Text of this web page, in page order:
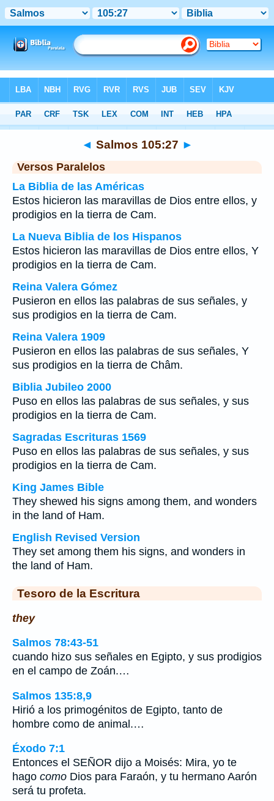
>Salmos Capítulo 105 > Verso 27
◄ Salmos 105:27 ►
Versos Paralelos
La Biblia de las Américas
Estos hicieron las maravillas de Dios entre ellos, y
prodigios en la tierra de Cam.
La Nueva Biblia de los Hispanos
Estos hicieron las maravillas de Dios entre ellos, Y
prodigios en la tierra de Cam.
Reina Valera Gómez
Pusieron en ellos las palabras de sus señales, y
sus prodigios en la tierra de Cam.
Reina Valera 1909
Pusieron en ellos las palabras de sus señales, Y
sus prodigios en la tierra de Châm.
Biblia Jubileo 2000
Puso en ellos las palabras de sus señales, y sus
prodigios en la tierra de Cam.
Sagradas Escrituras 1569
Puso en ellos las palabras de sus señales, y sus
prodigios en la tierra de Cam.
King James Bible
They shewed his signs among them, and wonders
in the land of Ham.
English Revised Version
They set among them his signs, and wonders in
the land of Ham.
Tesoro de la Escritura
they
Salmos 78:43-51
cuando hizo sus señales en Egipto, y sus prodigios
en el campo de Zoán.…
Salmos 135:8,9
Hirió a los primogénitos de Egipto, tanto de
hombre como de animal.…
Éxodo 7:1
Entonces el SEÑOR dijo a Moisés: Mira, yo te
hago como Dios para Faraón, y tu hermano Aarón
será tu profeta.